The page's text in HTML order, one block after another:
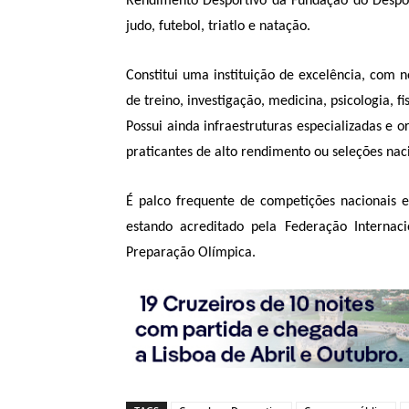
judo, futebol, triatlo e natação.
Constitui uma instituição de excelência, com
de treino, investigação, medicina, psicologia,
Possui ainda infraestruturas especializadas e
praticantes de alto rendimento ou seleções
É palco frequente de competições nacionais
estando acreditado pela Federação
Preparação Olímpica.